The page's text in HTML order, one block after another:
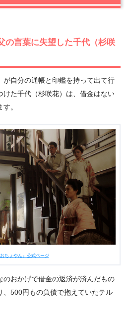
の言葉に失望した千代（杉咲
が自分の通帳と印鑑を持って出て行
けた千代（杉咲花）は、借金はない
。
おちょやん』公式ページ
のおかげで借金の返済が済んだもの
、500円もの負債で抱えていたテル